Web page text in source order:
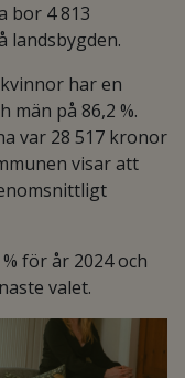
bor 4 813
landsbygden.
har en
män på 86,2 %.
var 28 517 kronor
visar att
för år 2024 och
valet.